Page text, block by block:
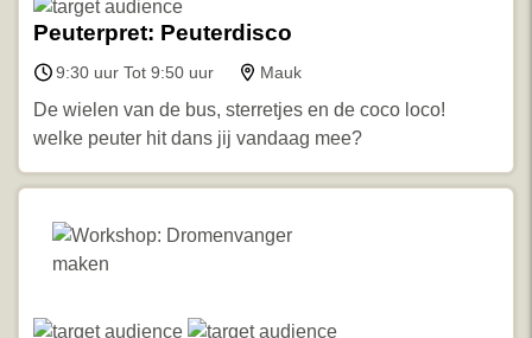
Peuterpret: Peuterdisco
9:30 uur Tot 9:50 uur Mauk
De wielen van de bus, sterretjes en de coco loco!
welke peuter hit dans jij vandaag mee?